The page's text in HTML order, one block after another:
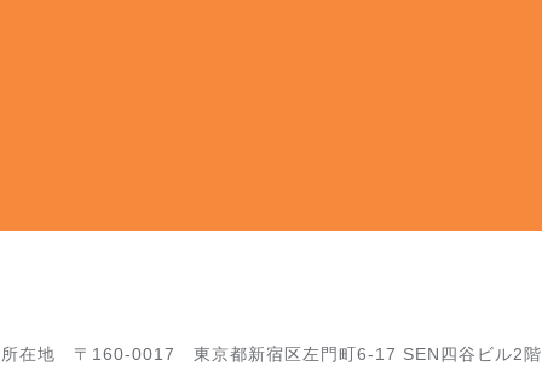
所在地 〒160-0017 東京都新宿区左門町6-17 SEN四谷ビル2階